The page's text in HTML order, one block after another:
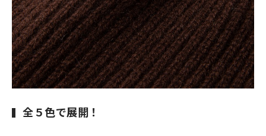
全５色で展開！